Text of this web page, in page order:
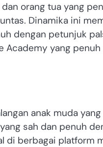
orang tua yang
Dinamika ini
dengan petunjuk
Academy yang penuh
anak muda
sah dan penuh
di berbagai platform